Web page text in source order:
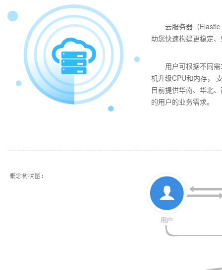
云服务器（
助您快速构建更稳定
用户可根据不同
机升级CPU和内存，
目前提供华南、华北
的用户的业务需求。